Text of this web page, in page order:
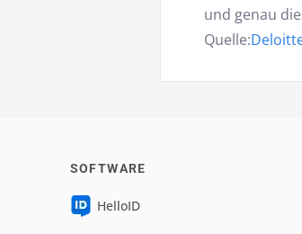
und genau
Quelle:
SOFTWARE
HelloID